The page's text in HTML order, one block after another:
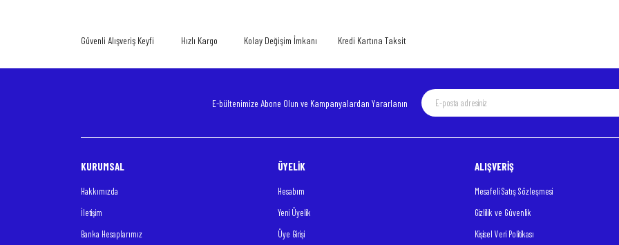
Ürün bilgilerinde hatalar bulunuyor.
Ürün fiyatı diğer sitelerden daha pahalı.
Gönder
Güvenli Alışveriş Keyfi Hızlı Kargo Kolay Değişim İmkanı Kredi Kartına Taksit
E-bültenimize Abone Olun ve Kampanyalardan Yararlanın
KURUMSAL
Hakkımızda
İletişim
Banka Hesaplarımız
ÜYELİK
Hesabım
Yeni Üyelik
Üye Girişi
ALIŞVERİŞ
Mesafeli Satış Sözleşmesi
Gizlilik ve Güvenlik
Kişisel Veri Politikası